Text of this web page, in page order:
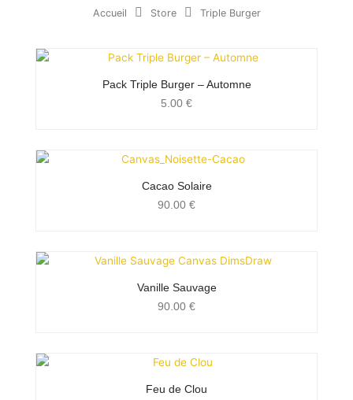
Accueil Store Triple Burger
Pack Triple Burger – Automne
5.00 €
Cacao Solaire
90.00 €
Vanille Sauvage
90.00 €
Feu de Clou